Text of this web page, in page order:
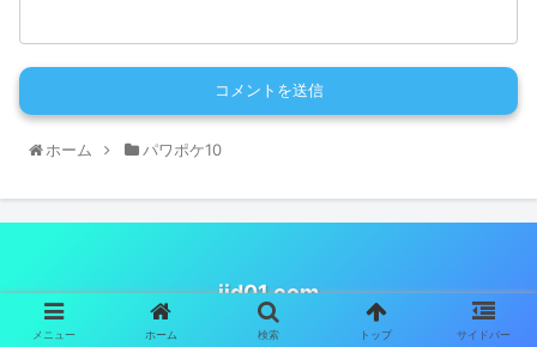
ホーム パワポケ10
iid01.com
© 2019 iid01.com.
メニュー ホーム 検索 トップ サイドバー